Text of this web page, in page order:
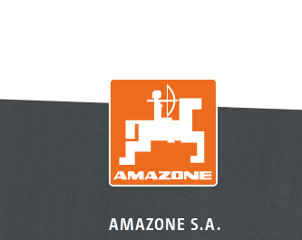
AMAZONE S.A.